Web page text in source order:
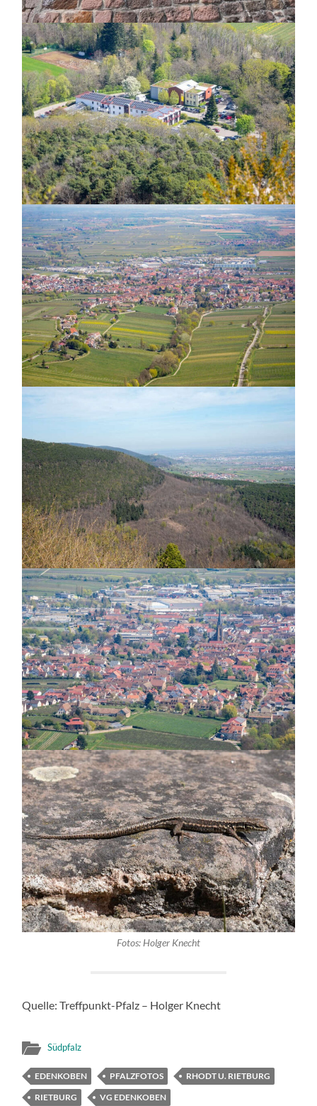
Fotos: Holger Knecht
Quelle: Treffpunkt-Pfalz – Holger Knecht
Südpfalz
EDENKOBEN PFALZFOTOS
RHODT U. RIETBURG
RIETBURG
VG EDENKOBEN